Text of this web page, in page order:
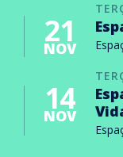
21
NOV
14
NOV